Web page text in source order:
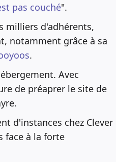
pas couché".
milliers d'adhérents,
notamment grâce à sa
.
Avec
de préaprer le site de
d'instances chez Clever
face à la forte